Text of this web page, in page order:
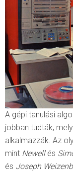
A gépi tanulási
jobban tudták,
alkalmazzák. Az
mint Newellés
és Joseph